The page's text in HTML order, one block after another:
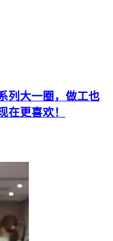
列大一圈，做工也
在更喜欢！